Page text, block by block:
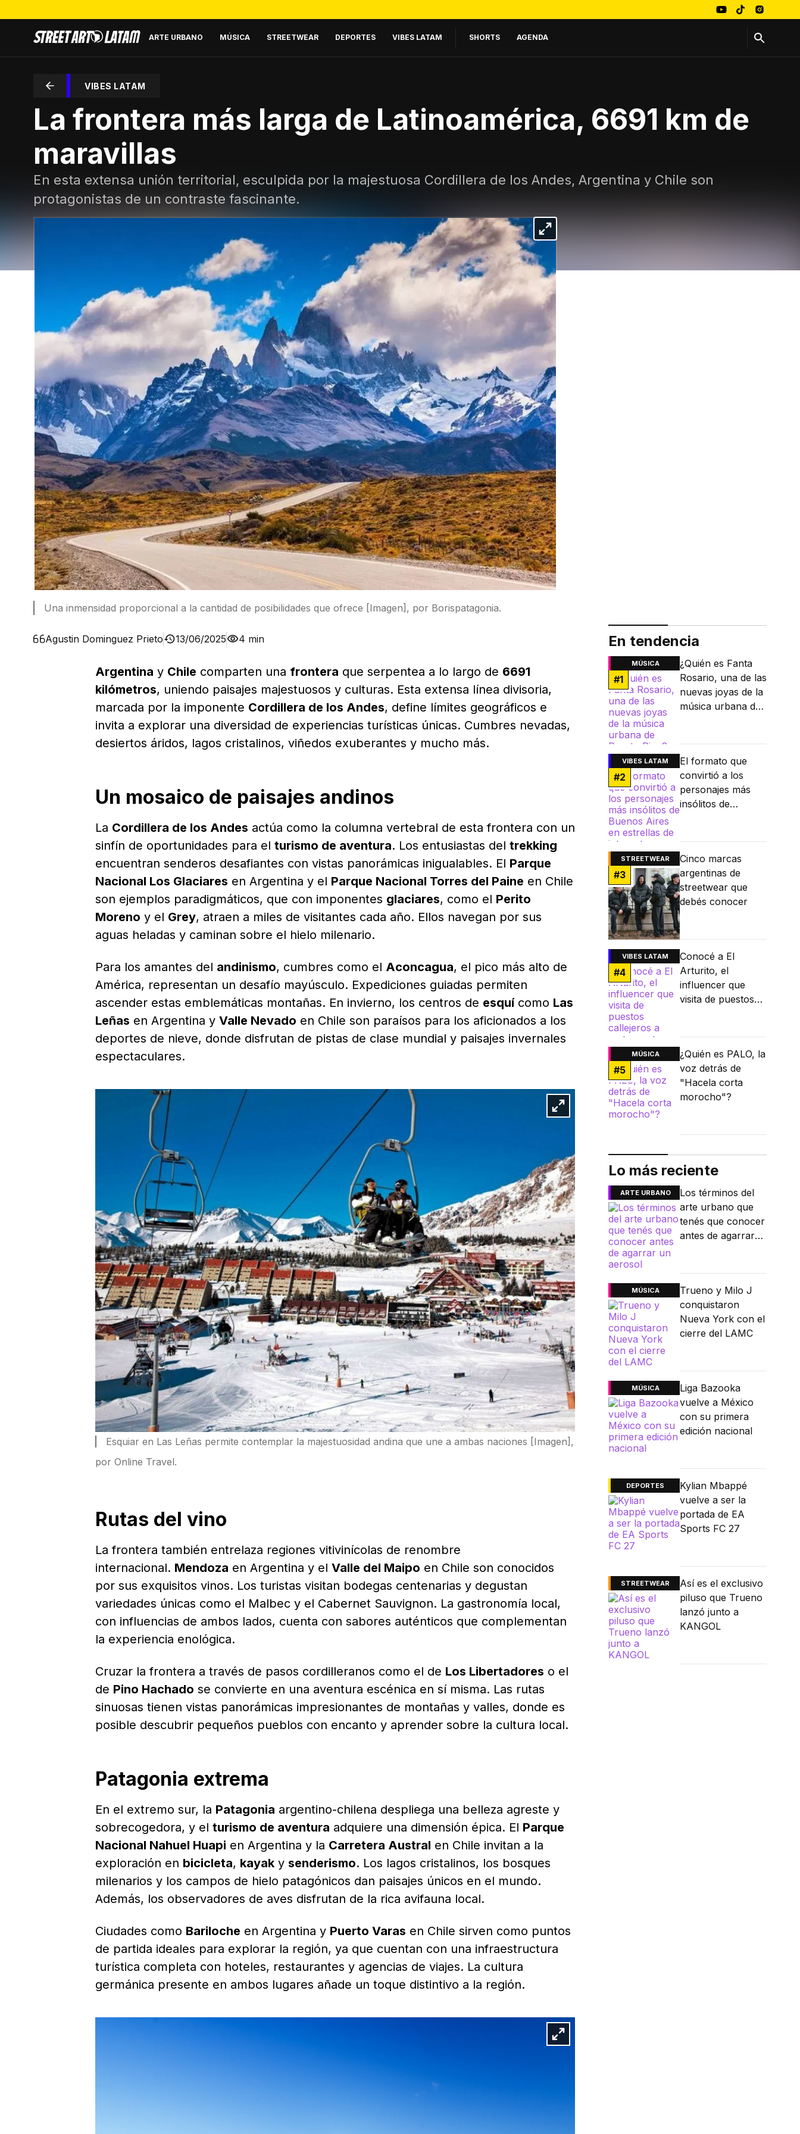
ARTE URBANO MÚSICA STREETWEAR DEPORTES VIBES LATAM SHORTS AGENDA
VIBES LATAM
La frontera más larga de Latinoamérica, 6691 km de
maravillas
En esta extensa unión territorial, esculpida por la majestuosa Cordillera de los Andes, Argentina y Chile son
protagonistas de un contraste fascinante.
Una inmensidad proporcional a la cantidad de posibilidades que ofrece [Imagen], por Borispatagonia.
Agustin Dominguez Prieto 13/06/2025 4 min
Argentina y Chile comparten una frontera que serpentea a lo largo de 6691
kilómetros, uniendo paisajes majestuosos y culturas. Esta extensa línea divisoria,
marcada por la imponente Cordillera de los Andes, define límites geográficos e
invita a explorar una diversidad de experiencias turísticas únicas. Cumbres nevadas,
desiertos áridos, lagos cristalinos, viñedos exuberantes y mucho más.
Un mosaico de paisajes andinos
La Cordillera de los Andes actúa como la columna vertebral de esta frontera con un
sinfín de oportunidades para el turismo de aventura. Los entusiastas del trekking
encuentran senderos desafiantes con vistas panorámicas inigualables. El Parque
Nacional Los Glaciares en Argentina y el Parque Nacional Torres del Paine en Chile
son ejemplos paradigmáticos, que con imponentes glaciares, como el Perito
Moreno y el Grey, atraen a miles de visitantes cada año. Ellos navegan por sus
aguas heladas y caminan sobre el hielo milenario.
Para los amantes del andinismo, cumbres como el Aconcagua, el pico más alto de
América, representan un desafío mayúsculo. Expediciones guiadas permiten
ascender estas emblemáticas montañas. En invierno, los centros de esquícomo Las
Leñas en Argentina y Valle Nevado en Chile son paraísos para los aficionados a los
deportes de nieve, donde disfrutan de pistas de clase mundial y paisajes invernales
espectaculares.
Esquiar en Las Leñas permite contemplar la majestuosidad andina que une a ambas naciones [Imagen],
por Online Travel.
Rutas del vino
La frontera también entrelaza regiones vitivinícolas de renombre
internacional. Mendoza en Argentina y el Valle del Maipo en Chile son conocidos
por sus exquisitos vinos. Los turistas visitan bodegas centenarias y degustan
variedades únicas como el Malbec y el Cabernet Sauvignon. La gastronomía local,
con influencias de ambos lados, cuenta con sabores auténticos que complementan
la experiencia enológica.
Cruzar la frontera a través de pasos cordilleranos como el de Los Libertadores o el
de Pino Hachado se convierte en una aventura escénica en sí misma. Las rutas
sinuosas tienen vistas panorámicas impresionantes de montañas y valles, donde es
posible descubrir pequeños pueblos con encanto y aprender sobre la cultura local.
Patagonia extrema
En el extremo sur, la Patagonia argentino-chilena despliega una belleza agreste y
sobrecogedora, y el turismo de aventura adquiere una dimensión épica. El Parque
Nacional Nahuel Huapi en Argentina y la Carretera Austral en Chile invitan a la
exploración en bicicleta, kayak y senderismo. Los lagos cristalinos, los bosques
milenarios y los campos de hielo patagónicos dan paisajes únicos en el mundo.
Además, los observadores de aves disfrutan de la rica avifauna local.
Ciudades como Bariloche en Argentina y Puerto Varas en Chile sirven como puntos
de partida ideales para explorar la región, ya que cuentan con una infraestructura
turística completa con hoteles, restaurantes y agencias de viajes. La cultura
germánica presente en ambos lugares añade un toque distintivo a la región.
En tendencia
MÚSICA
#1
¿Quién es Fanta
Rosario, una de las
nuevas joyas de la
música urbana de
VIBES LATAM
#2
El formato que
convirtió a los
personajes más
insólitos de
STREETWEAR
#3
Cinco marcas
argentinas de
streetwear que
debés conocer
VIBES LATAM
#4
Conocé a El
Arturito, el
influencer que
visita de puestos
MÚSICA
#5
¿Quién es PALO, la
voz detrás de
"Hacela corta
morocho"?
Lo más reciente
ARTE URBANO
Los términos del
arte urbano que
tenés que conocer
antes de agarrar
MÚSICA
Trueno y Milo J
conquistaron
Nueva York con el
cierre del LAMC
MÚSICA
Liga Bazooka
vuelve a México
con su primera
edición nacional
DEPORTES
Kylian Mbappé
vuelve a ser la
portada de EA
Sports FC 27
STREETWEAR
Así es el exclusivo
piluso que Trueno
lanzó junto a
KANGOL